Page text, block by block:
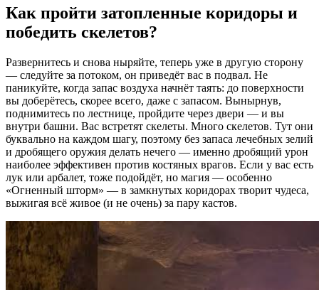
Как пройти затопленные коридоры и
победить скелетов?
Развернитесь и снова ныряйте, теперь уже в другую сторону
— следуйте за потоком, он приведёт вас в подвал. Не
паникуйте, когда запас воздуха начнёт таять: до поверхности
вы доберётесь, скорее всего, даже с запасом. Вынырнув,
поднимитесь по лестнице, пройдите через двери — и вы
внутри башни. Вас встретят скелеты. Много скелетов. Тут они
буквально на каждом шагу, поэтому без запаса лечебных зелий
и дробящего оружия делать нечего — именно дробящий урон
наиболее эффективен против костяных врагов. Если у вас есть
лук или арбалет, тоже подойдёт, но магия — особенно
«Огненный шторм» — в замкнутых коридорах творит чудеса,
выжигая всё живое (и не очень) за пару кастов.